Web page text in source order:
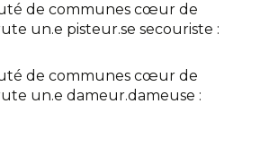
de communes cœur de
un.e pisteur.se secouriste :
de communes cœur de
un.e dameur.dameuse :